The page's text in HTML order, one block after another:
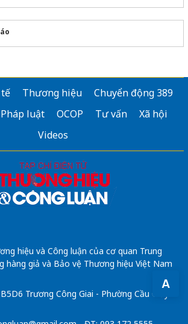
A
Thương hiệu
Chuyển động 389
luật
OCOP Tư vấn
Xã hội
Videos
hiệu và Công luận của cơ quan Trung
hàng giả và Bảo vệ Thương hiệu Việt Nam
Trương Công Giai - Phường Cầu Giấy -